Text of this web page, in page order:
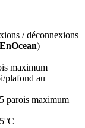
/ déconnexions
EnOcean)
maximum
plafond au
parois maximum